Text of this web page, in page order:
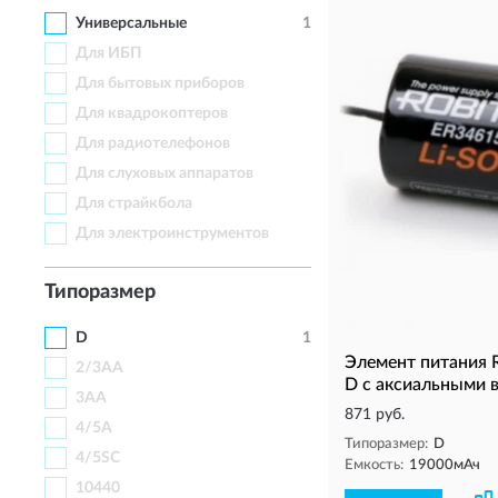
Универсальные
1
Для ИБП
Для бытовых приборов
Для квадрокоптеров
Для радиотелефонов
Для слуховых аппаратов
Для страйкбола
Для электроинструментов
Типоразмер
D
1
2/3AA
3AA
4/5A
4/5SC
10440
Элемент питания
D с аксиальными
871 руб.
Типоразмер: D
Емкость: 19000мАч